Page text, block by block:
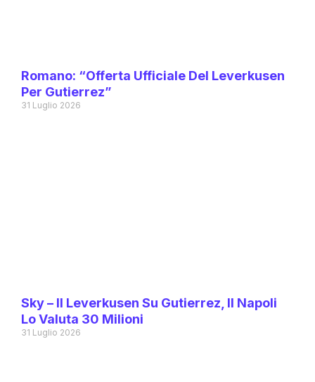
Romano: “Offerta Ufficiale Del Leverkusen
Per Gutierrez”
31 Luglio 2026
Sky – Il Leverkusen Su Gutierrez, Il Napoli
Lo Valuta 30 Milioni
31 Luglio 2026